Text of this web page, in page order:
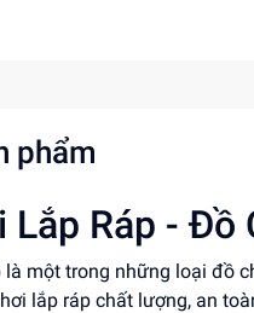
phẩm
Lắp Ráp - Đồ
một trong những loại đồ
lắp ráp chất lượng, an